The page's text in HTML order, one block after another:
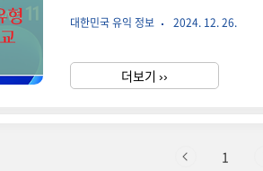
테일, OEM, 볼륨 라이센스로 나뉩니
이 라이센스는 정품 인증과 공식 지원
다. 하지만, 가격이 비싼 단점이 있습
대한민국 유익 정보 2024. 12. 26.
더보기 ››
1